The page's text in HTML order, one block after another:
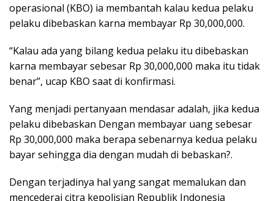
operasional (KBO) ia membantah kalau kedua pelaku
pelaku dibebaskan karna membayar Rp 30,000,000.
“Kalau ada yang bilang kedua pelaku itu dibebaskan
karna membayar sebesar Rp 30,000,000 maka itu tidak
benar”, ucap KBO saat di konfirmasi.
Yang menjadi pertanyaan mendasar adalah, jika kedua
pelaku dibebaskan Dengan membayar uang sebesar
Rp 30,000,000 maka berapa sebenarnya kedua pelaku
bayar sehingga dia dengan mudah di bebaskan?.
Dengan terjadinya hal yang sangat memalukan dan
mencederai citra kepolisian Republik Indonesia